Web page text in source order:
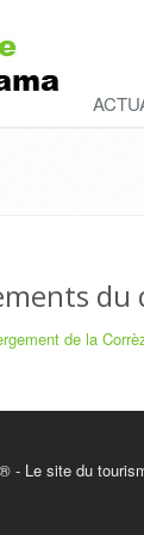
de la
- Le site du